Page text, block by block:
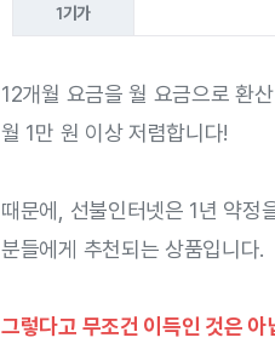
1기가
12개월 요금을 월 요금으로 환산
월 1만 원 이상 저렴합니다!
때문에, 선불인터넷은 1년 약정
분들에게 추천되는 상품입니다.
그렇다고 무조건 이득인 것은 아